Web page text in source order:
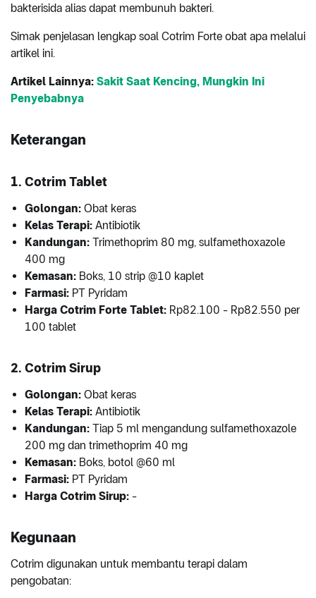
bakterisida alias dapat membunuh bakteri.
Simak penjelasan lengkap soal Cotrim Forte obat apa melalui
artikel ini.
Artikel Lainnya: Sakit Saat Kencing, Mungkin Ini
Penyebabnya
Keterangan
1. Cotrim Tablet
Golongan: Obat keras
Kelas Terapi: Antibiotik
Kandungan: Trimethoprim 80 mg, sulfamethoxazole
400 mg
Kemasan: Boks, 10 strip @10 kaplet
Farmasi: PT Pyridam
Harga Cotrim Forte Tablet: Rp82.100 - Rp82.550 per
100 tablet
2. Cotrim Sirup
Golongan: Obat keras
Kelas Terapi: Antibiotik
Kandungan: Tiap 5 ml mengandung sulfamethoxazole
200 mg dan trimethoprim 40 mg
Kemasan: Boks, botol @60 ml
Farmasi: PT Pyridam
Harga Cotrim Sirup: -
Kegunaan
Cotrim digunakan untuk membantu terapi dalam
pengobatan: